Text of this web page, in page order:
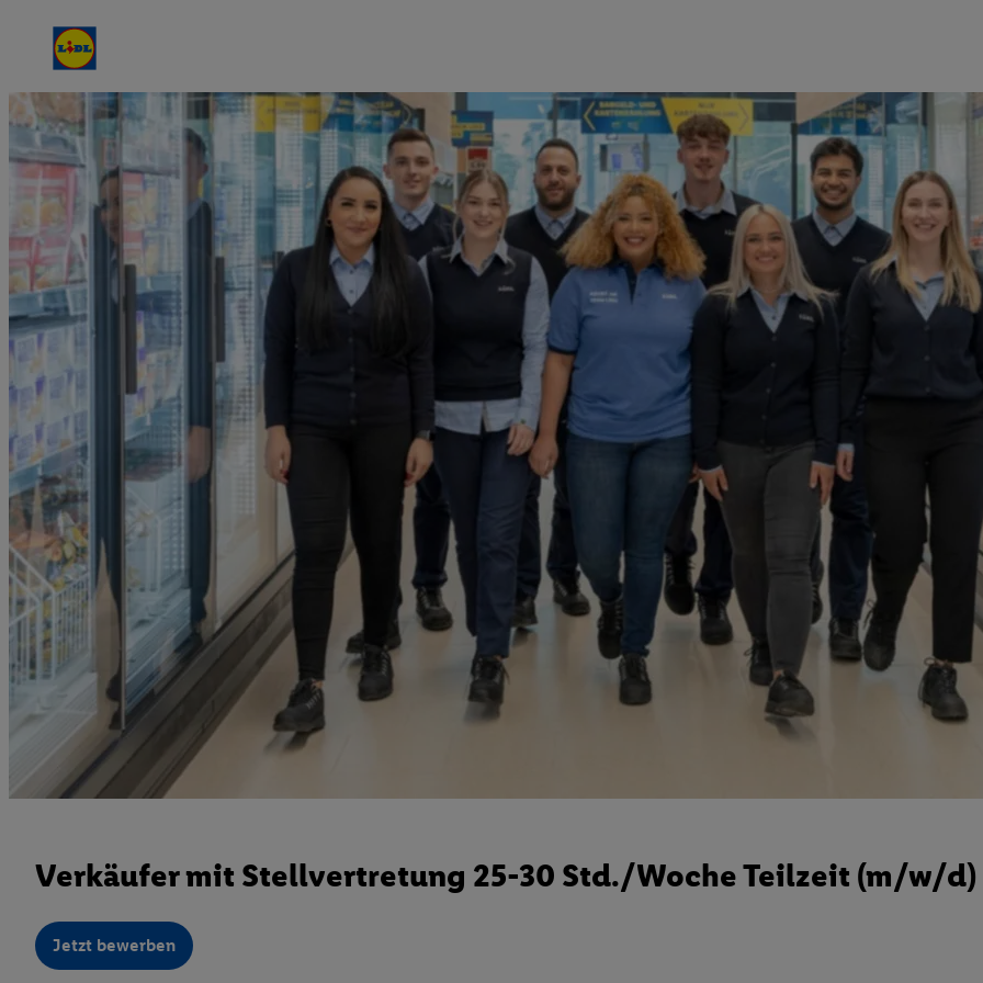
Verkäufer mit Stellvertretung 25-30 Std./Woche Teilzeit (m/w/d)
Jetzt bewerben